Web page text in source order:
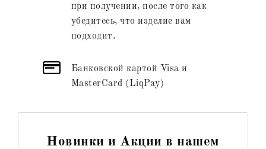
при получении, после того как
убедитесь, что изделие вам
подходит.
Банковской картой Visa и
MasterCard (LiqPay)
Новинки и Акции в нашем